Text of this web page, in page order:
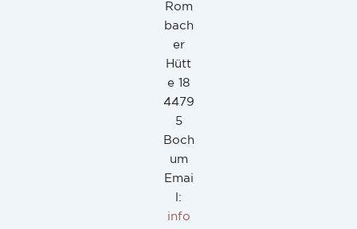
Rom
bach
er
Hütt
e 18
4479
5
Boch
um
Emai
l:
info